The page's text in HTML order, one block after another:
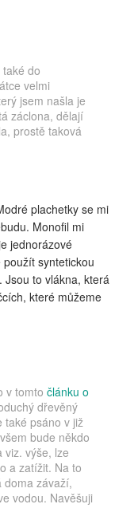
do
velmi
jsem našla je
záclona, dělají
prostě taková
plachetky se mi
Monofil mi
jednorázové
syntetickou
Jsou to vlákna, která
které můžeme
v tomto článku o
dřevěný
také psáno v již
bude někdo
výše, lze
a zatížit. Na to
doma závaží,
vodou. Navěšuji